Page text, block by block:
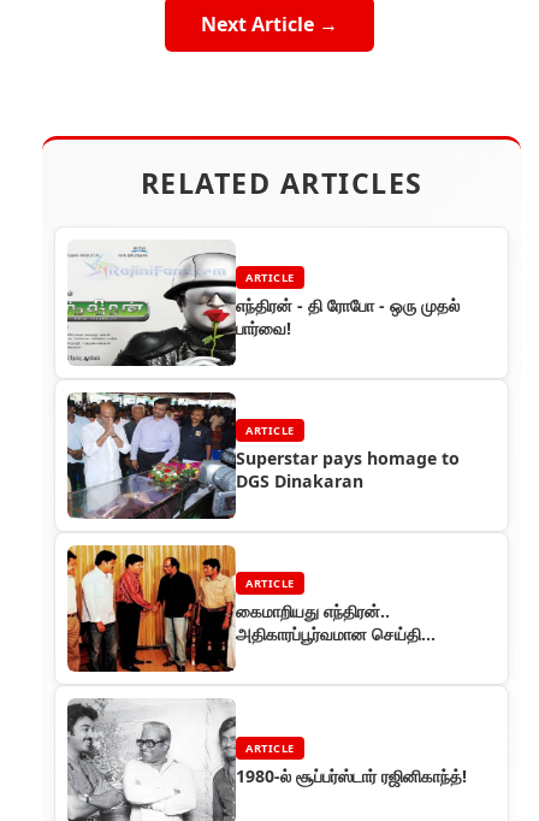
Next Article →
RELATED ARTICLES
ARTICLE
எந்திரன் - தி ரோபோ - ஒரு முதல்
பார்வை!
ARTICLE
Superstar pays homage to
DGS Dinakaran
ARTICLE
கைமாறியது எந்திரன்..
அதிகாரப்பூர்வமான செய்தி…
ARTICLE
1980-ல் சூப்பர்ஸ்டார் ரஜினிகாந்த்!